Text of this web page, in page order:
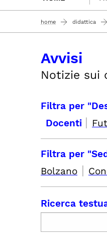
home didattica
Avvisi
Notizie sui
Filtra per
Docenti |
Filtra per
Bolzano |
Ricerca